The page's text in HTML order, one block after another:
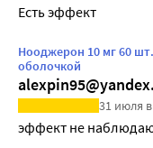
Есть эффект
Нооджерон 10 мг 60
оболочкой
31 июля
эффект не